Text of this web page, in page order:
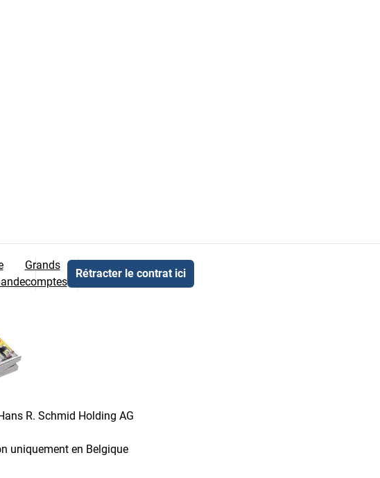
Grands
comptes
Rétracter le contrat ici
R. Schmid Holding AG
uniquement en Belgique